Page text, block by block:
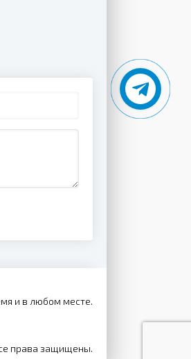
и в любом месте.
права защищены.